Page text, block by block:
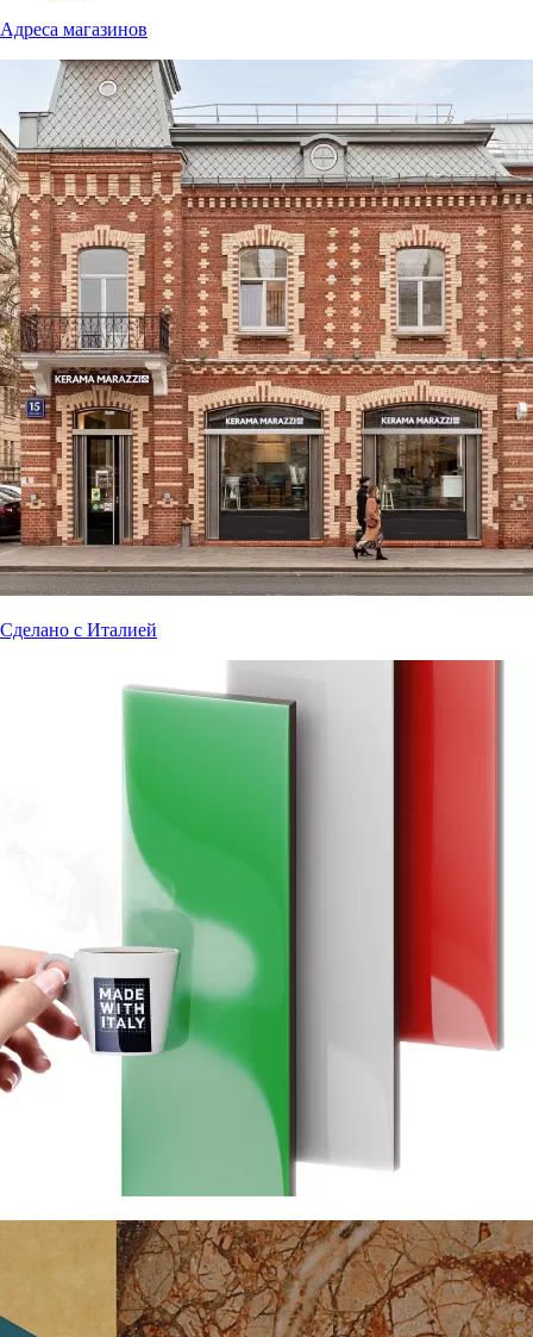
Адреса магазинов
Сделано с Италией